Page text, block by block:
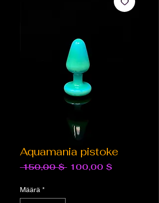
Aquamania pistoke
150,00 $ Normaali
100,00 $
Määrä *